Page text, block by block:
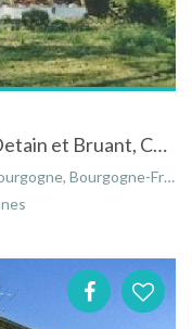
Confortable Gîte avec piscine à Detain et Bruant, Côte d'Or, Bourgogne
Franche-Comté, France